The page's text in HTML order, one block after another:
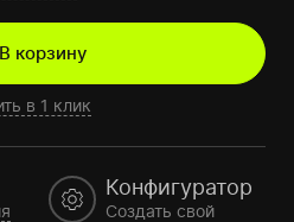
В корзину
в 1 клик
Конфигуратор
Создать свой